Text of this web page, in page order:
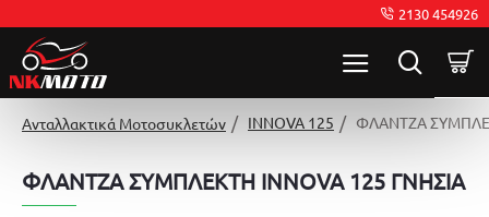
2130 454926
Ανταλλακτικά Μοτοσυκλετών INNOVA 125 ΦΛΑΝΤΖΑ
ΦΛΑΝΤΖΑ ΣΥΜΠΛΕΚΤΗ INNOVA 125 ΓΝΗΣΙΑ